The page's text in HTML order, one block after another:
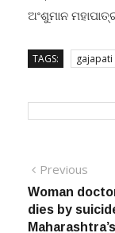
ସମ୍ମନିତ ଆଦିବାସୀ
Post
Previous
post:
Woman
dies by